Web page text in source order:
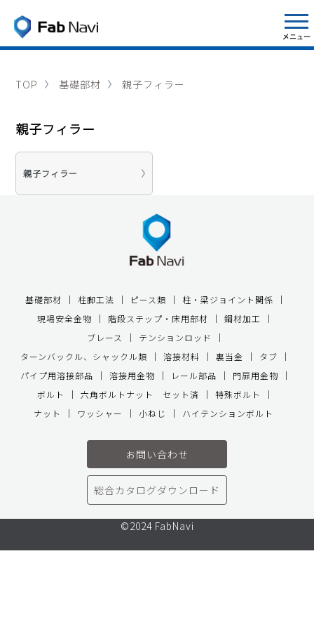
TOP 基礎部材 親子フィラー
親子フィラー
親子フィラー
基礎部材 柱脚工法 ピース類
柱・梁ジョイント関係
現場安全金物
階段ステップ・床用部材
鋼材加工
ブレース
テンションロッド
ターンバックル、シャックル類
溶接材料 裏当金
タブ
パイプ用溶接部品
溶接用金物 レール部品
門扉用金物
ボルト
六角ボルトナット セット済
特殊ボルト
ナット
ワッシャー 小ねじ ハイテンションボルト
お問い合わせ
総合カタログダウンロード
©2024 FabNavi